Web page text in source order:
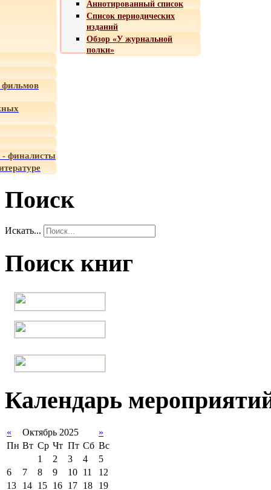
Аннотированный список
Список периодических
изданий
Обзор «У журнальной
полки»
- финалисты
Поиск
Искать...
Поиск книг
Календарь
« Октябрь 2025
»
Пн Вт Ср Чт Пт Сб Вс
1
2 3 4
5
6
7 8 9 10 11
12
13
14 15 16 17 18 19